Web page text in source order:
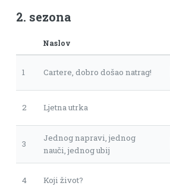
2. sezona
Naslov
1 Cartere, dobro došao natrag!
2 Ljetna utrka
3
Jednog napravi, jednog
nauči, jednog ubij
4 Koji život?